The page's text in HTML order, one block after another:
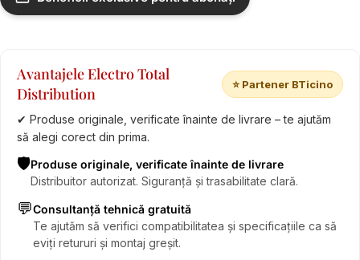
Avantajele Electro Total
Distribution
⭐ Partener BTicino
✔ Produse originale, verificate înainte de livrare – te ajutăm
să alegi corect din prima.
🛡️Produse originale, verificate înainte de livrare
Distribuitor autorizat. Siguranță și trasabilitate clară.
💬Consultanță tehnică gratuită
Te ajutăm să verifici compatibilitatea și specificațiile ca să
eviți retururi și montaj greșit.